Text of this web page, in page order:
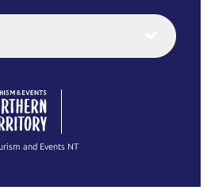
Italiano
繁體中文
and Events NT